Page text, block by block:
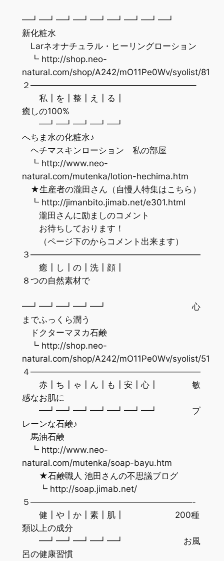
━┛━┛━┛━┛━┛━┛━┛━┛━┛
新化粧水
Larネオナチュラル・ヒーリングローション
┗ http://shop.neo-
natural.com/shop/A242/mO11Pe0Wv/syolist/81
２———————————————————–
私┃を┃整┃え┃る┃
癒しの100%
━┛━┛━┛━┛━┛
へちま水の化粧水♪
ヘチマスキンローション 私の部屋
┗ http://www.neo-
natural.com/mutenka/lotion-hechima.htm
★生産者の瀧田さん（自慢人特集はこちら）
┗ http://jimanbito.jimab.net/e301.html
瀧田さんに励ましのコメント
お待ちしております！
（ページ下のからコメント出来ます）
３————————————————————
癒┃し┃の┃洗┃顔┃
８つの自然素材で
━┛━┛━┛━┛━┛ 心
までふっくら潤う
ドクターマヌカ石鹸
┗ http://shop.neo-
natural.com/shop/A242/mO11Pe0Wv/syolist/51
４————————————————————
赤┃ち┃ゃ┃ん┃も┃安┃心┃ 敏
感なお肌に
━┛━┛━┛━┛━┛━┛━┛ プ
レーンな石鹸♪
馬油石鹸
┗ http://www.neo-
natural.com/mutenka/soap-bayu.htm
★石鹸職人 池田さんの不思議ブログ
┗ http://soap.jimab.net/
５———————————————————-
健┃や┃か┃素┃肌┃ 200種
類以上の成分
━┛━┛━┛━┛━┛ お風
呂の健康習慣